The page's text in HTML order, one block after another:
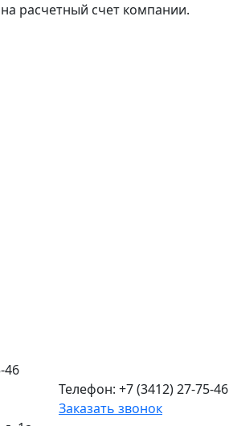
расчетный счет компании.
46
Телефон: +7 (3412) 27-75-46
Заказать звонок